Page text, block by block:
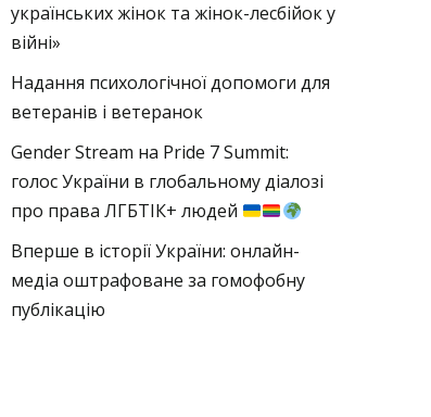
українських жінок та жінок-лесбійок у
війні»
Надання психологічної допомоги для
ветеранів і ветеранок
Gender Stream на Pride 7 Summit:
голос України в глобальному діалозі
про права ЛГБТІК+ людей
Вперше в історії України: онлайн-
медіа оштрафоване за гомофобну
публікацію